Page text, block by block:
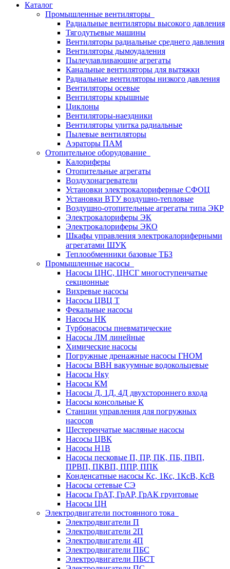
Каталог
Промышленные вентиляторы
Радиальные вентиляторы высокого давления
Тягодутьевые машины
Вентиляторы радиальные среднего давления
Вентиляторы дымоудаления
Пылеулавливающие агрегаты
Канальные вентиляторы для вытяжки
Радиальные вентиляторы низкого давления
Вентиляторы осевые
Вентиляторы крышные
Циклоны
Вентиляторы-наездники
Вентиляторы улитка радиальные
Пылевые вентиляторы
Аэраторы ПАМ
Отопительное оборудование
Калориферы
Отопительные агрегаты
Воздухонагреватели
Установки электрокалориферные СФОЦ
Установки ВТУ воздушно-тепловые
Воздушно-отопительные агрегаты типа ЭКР
Электрокалориферы ЭК
Электрокалориферы ЭКО
Шкафы управления электрокалориферными
агрегатами ШУК
Теплообменники базовые ТБЗ
Промышленные насосы
Насосы ЦНС, ЦНСГ многоступенчатые
секционные
Вихревые насосы
Насосы ЦВЦ Т
Фекальные насосы
Насосы НК
Турбонасосы пневматические
Насосы ЛМ линейные
Химические насосы
Погружные дренажные насосы ГНОМ
Насосы ВВН вакуумные водокольцевые
Насосы Нку
Насосы КМ
Насосы Д, 1Д, 4Д двухстороннего входа
Насосы консольные К
Станции управления для погружных
насосов
Шестеренчатые масляные насосы
Насосы ЦВК
Насосы Н1В
Насосы песковые П, ПР, ПК, ПБ, ПВП,
ПРВП, ПКВП, ППР, ППК
Конденсатные насосы Кс, 1Кс, 1КсВ, КсВ
Насосы сетевые СЭ
Насосы ГрАТ, ГрАР, ГрАК грунтовые
Насосы ЦН
Электродвигатели постоянного тока
Электродвигатели П
Электродвигатели 2П
Электродвигатели 4П
Электродвигатели ПБС
Электродвигатели ПБСТ